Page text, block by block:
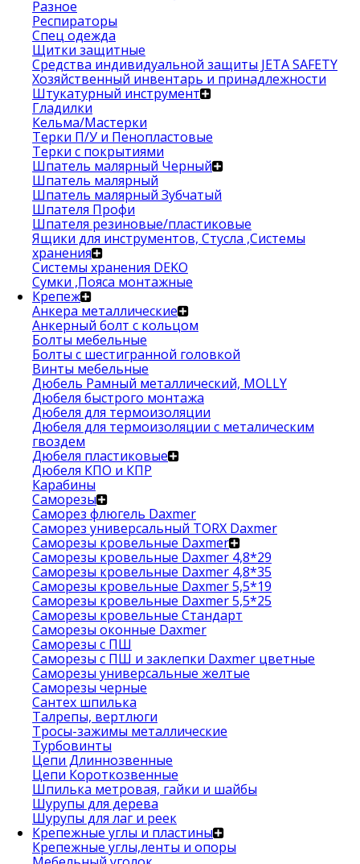
Разное
Респираторы
Спец одежда
Щитки защитные
Средства индивидуальной защиты JETA SAFETY
Хозяйственный инвентарь и принадлежности
Штукатурный инструмент
Гладилки
Кельма/Мастерки
Терки П/У и Пенопластовые
Терки с покрытиями
Шпатель малярный Черный
Шпатель малярный
Шпатель малярный Зубчатый
Шпателя Профи
Шпателя резиновые/пластиковые
Ящики для инструментов, Стусла ,Системы
хранения
Системы хранения DEKO
Сумки ,Пояса монтажные
Крепеж
Анкера металлические
Анкерный болт с кольцом
Болты мебельные
Болты с шестигранной головкой
Винты мебельные
Дюбель Рамный металлический, MOLLY
Дюбеля быстрого монтажа
Дюбеля для термоизоляции
Дюбеля для термоизоляции с металическим
гвоздем
Дюбеля пластиковые
Дюбеля КПО и КПР
Карабины
Саморезы
Саморез флюгель Daxmer
Саморез универсальный TORX Daxmer
Саморезы кровельные Daxmer
Саморезы кровельные Daxmer 4,8*29
Саморезы кровельные Daxmer 4,8*35
Саморезы кровельные Daxmer 5,5*19
Саморезы кровельные Daxmer 5,5*25
Саморезы кровельные Стандарт
Саморезы оконные Daxmer
Саморезы с ПШ
Саморезы с ПШ и заклепки Daxmer цветные
Саморезы универсальные желтые
Саморезы черные
Сантех шпилька
Талрепы, вертлюги
Тросы-зажимы металлические
Турбовинты
Цепи Длиннозвенные
Цепи Короткозвенные
Шпилька метровая, гайки и шайбы
Шурупы для дерева
Шурупы для лаг и реек
Крепежные углы и пластины
Крепежные углы,ленты и опоры